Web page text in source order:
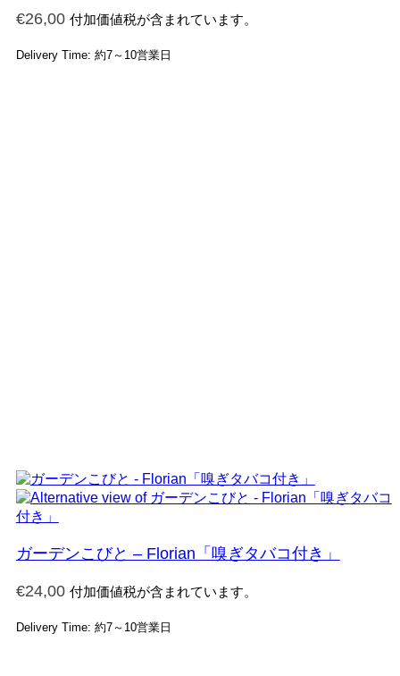
€26,00 付加価値税が含まれています。
Delivery Time: 約7～10営業日
ガーデンこびと – Florian「嗅ぎタバコ付き」
€24,00 付加価値税が含まれています。
Delivery Time: 約7～10営業日